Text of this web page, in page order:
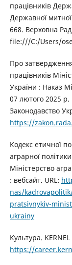
працівників
Державної
668. Верховна
file:///C:/Users/
Про
працівників
України : Наказ
07 лютого 2025
Законодавство
https://
Кодекс етичної
аграрної
Міністерство
: вебсайт. URL:
nas/
pratsivnykiv-
ukrainy
Культура.
https://